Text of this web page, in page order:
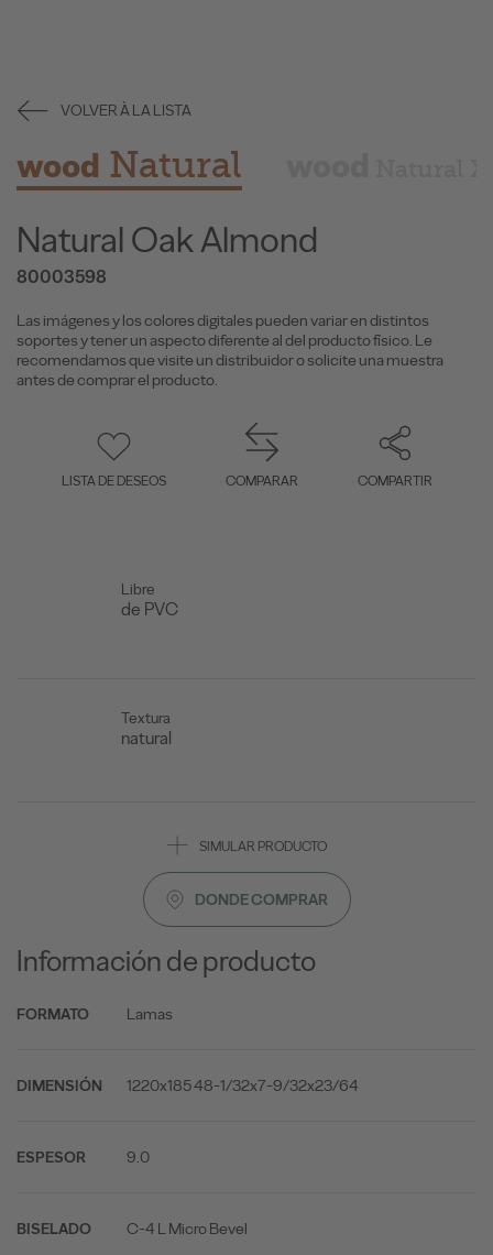
VOLVER À LA LISTA
wood Natural
Natural Oak Almond
80003598
Las imágenes y los colores digitales pueden variar en distintos
soportes y tener un aspecto diferente al del producto físico. Le
recomendamos que visite un distribuidor o solicite una muestra
antes de comprar el producto.
LISTA DE DESEOS COMPARAR COMPARTIR
Libre
de PVC
Textura
natural
SIMULAR PRODUCTO
DONDE COMPRAR
Información de producto
FORMATO Lamas
DIMENSIÓN 1220x185 48-1/32x7-9/32x23/64
ESPESOR 9.0
BISELADO C-4 L Micro Bevel